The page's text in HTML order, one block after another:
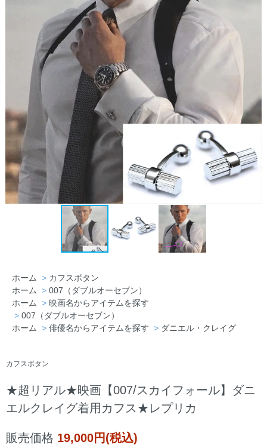
ホーム > カフスボタン
ホーム
> 007（ダブルオーセブン）
ホーム
> 映画名からアイテムを探す
> 007（ダブルオーセブン）
ホーム
> 俳優名からアイテムを探す > ダニエル・クレイグ
カフスボタン
★超リアル★映画【007/スカイフォール】ダニ
エルクレイグ着用カフス★レプリカ
販売価格 19,000円(税込)